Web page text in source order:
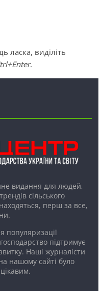
ласка, виділіть
.
видання для людей,
сільського
перш за все,
популяризації
підтримує
Наші журналісти
нашому сайті було